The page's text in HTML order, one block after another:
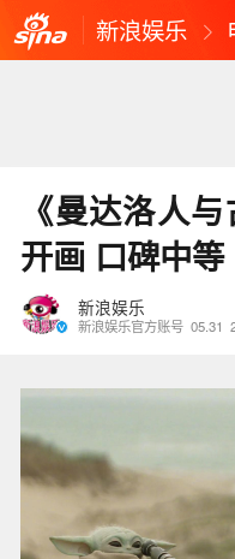
新浪娱乐
《曼达洛人
开画 口碑中等
新浪娱乐
新浪娱乐官方账号 05.31